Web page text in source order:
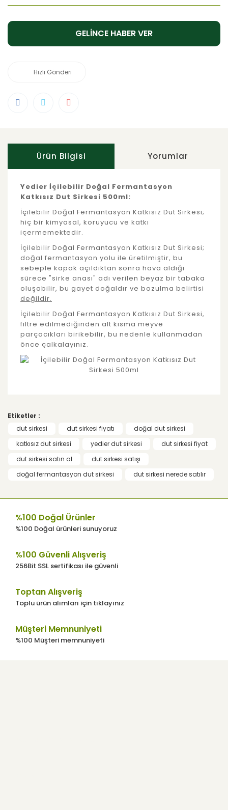
GELİNCE HABER VER
Hızlı Gönderi
Ürün Bilgisi Yorumlar
Yedier İçilebilir Doğal Fermantasyon
Katkısız Dut Sirkesi 500ml:
İçilebilir Doğal Fermantasyon Katkısız Dut Sirkesi;
hiç bir kimyasal, koruyucu ve katkı
içermemektedir.
İçilebilir Doğal Fermantasyon Katkısız Dut Sirkesi;
doğal fermantasyon yolu ile üretilmiştir, bu
sebeple kapak açıldıktan sonra hava aldığı
sürece "sirke anası" adı verilen beyaz bir tabaka
oluşabilir, bu gayet doğaldır ve bozulma belirtisi
değildir.
İçilebilir Doğal Fermantasyon Katkısız Dut Sirkesi,
filtre edilmediğinden alt kısma meyve
parçacıkları birikebilir, bu nedenle kullanmadan
önce çalkalayınız.
Yorum Yaz
kullanarak tarafımıza iletebilirsiniz.
Görüş ve önerileriniz için teşekkür ederiz.
görüntülenemiyor.
Ürün açıklamasında eksik bilgiler
Ürün fiyatı diğer sitelerden daha pahalı.
Bu ürüne benzer farklı alternatifler olmalı.
Gönder
Etiketler :
dut sirkesi
dut sirkesi fiyatı
doğal dut sirkesi
katkısız dut sirkesi
yedier dut sirkesi
dut sirkesi fiyat
dut sirkesi satın al
dut sirkesi satışı
doğal fermantasyon dut sirkesi
dut sirkesi nerede satılır
%100 Doğal Ürünler
%100 Doğal ürünleri sunuyoruz
%100 Güvenli Alışveriş
256Bit SSL sertifikası ile güvenli
Toptan Alışveriş
Toplu ürün alımları için tıklayınız
Müşteri Memnuniyeti
%100 Müşteri memnuniyeti